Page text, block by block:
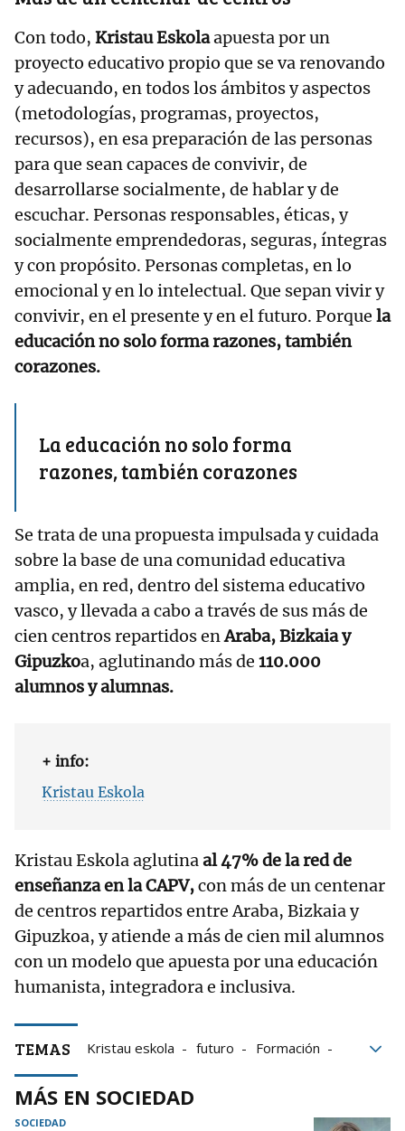
Con todo, Kristau Eskolaapuesta por un
proyecto educativo propio que se va renovando
y adecuando, en todos los ámbitos y aspectos
(metodologías, programas, proyectos,
recursos), en esa preparación de las personas
para que sean capaces de convivir, de
desarrollarse socialmente, de hablar y de
escuchar. Personas responsables, éticas, y
socialmente emprendedoras, seguras, íntegras
y con propósito. Personas completas, en lo
emocional y en lo intelectual. Que sepan vivir y
convivir, en el presente y en el futuro. Porque la
educación no solo forma razones, también
corazones.
La educación no solo forma
razones, también corazones
Se trata de una propuesta impulsada y cuidada
sobre la base de una comunidad educativa
amplia, en red, dentro del sistema educativo
vasco, y llevada a cabo a través de sus más de
cien centros repartidos enAraba, Bizkaia y
Gipuzkoa, aglutinando más de 110.000
alumnos y alumnas.
+ info:
Kristau Eskola
Kristau Eskola aglutinaal 47% de la red de
enseñanza en la CAPV,con más de un centenar
de centros repartidos entre Araba, Bizkaia y
Gipuzkoa, y atiende a más de cien mil alumnos
con un modelo que apuesta por una educación
humanista, integradora e inclusiva.
TEMAS Kristau eskola futuro
Formación
MÁS EN SOCIEDAD
SOCIEDAD